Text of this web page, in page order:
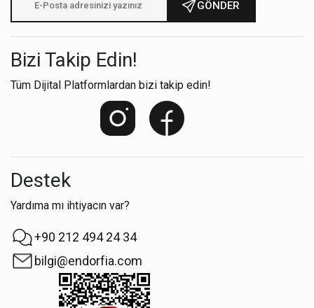
GÖNDER
Bizi Takip Edin!
Tüm Dijital Platformlardan bizi takip edin!
Destek
Yardıma mı ihtiyacın var?
+90 212 494 24 34
bilgi@endorfia.com